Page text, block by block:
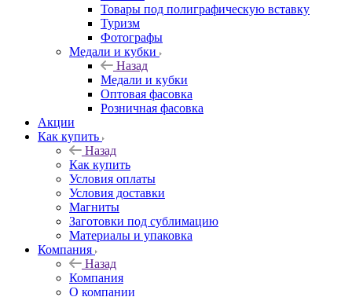
Товары под полиграфическую вставку
Туризм
Фотографы
Медали и кубки
Назад
Медали и кубки
Оптовая фасовка
Розничная фасовка
Акции
Как купить
Назад
Как купить
Условия оплаты
Условия доставки
Магниты
Заготовки под сублимацию
Материалы и упаковка
Компания
Назад
Компания
О компании